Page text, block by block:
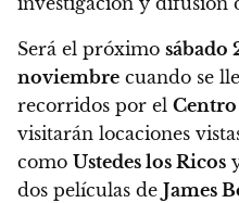
Será el próximo sábado
noviembre cuando se
recorridos por el
visitarán locaciones
como Ustedes los Ricos
dos películas de James